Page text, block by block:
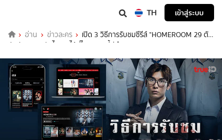
TH เข้าสู่ระบบ
อ่าน ข่าวละคร
เปิด 3 วิธีการรับชมซีรีส์ "HOMEROOM 29 ตัว
ประกัน" ออนวันไหน ดูได้ที่ไหน ตรงนี้มีคำตอบ